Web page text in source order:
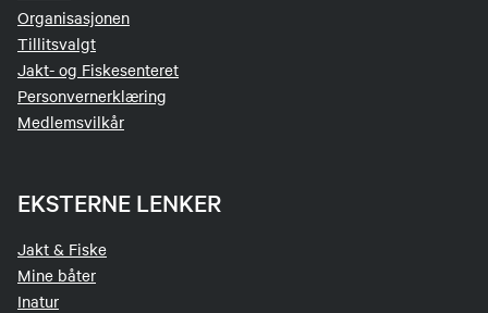
Organisasjonen
Tillitsvalgt
Jakt- og Fiskesenteret
Personvernerklæring
Medlemsvilkår
EKSTERNE LENKER
Jakt & Fiske
Mine båter
Inatur